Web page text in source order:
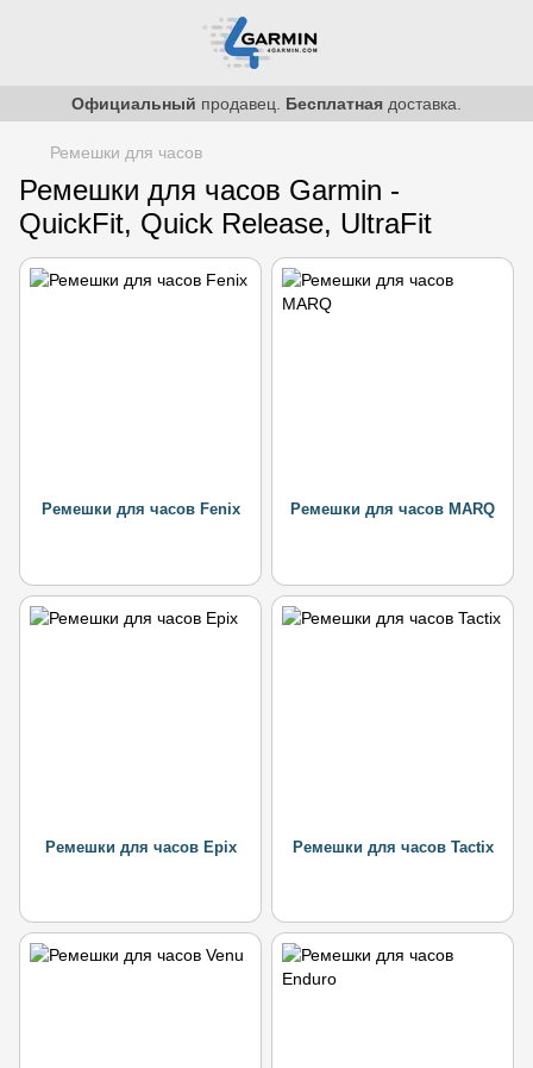
Официальный продавец. Бесплатная доставка.
Ремешки для часов
Ремешки для часов Garmin -
QuickFit, Quick Release, UltraFit
Ремешки для часов Fenix Ремешки для часов MARQ
Ремешки для часов Epix Ремешки для часов Tactix